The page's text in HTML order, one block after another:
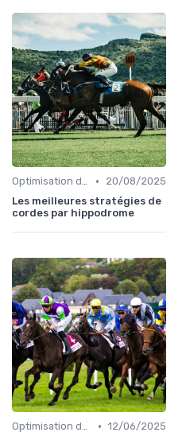
Optimisation des performances •
20/08/2025
Les meilleures stratégies de
cordes par hippodrome
Optimisation des performances • 12/06/2025